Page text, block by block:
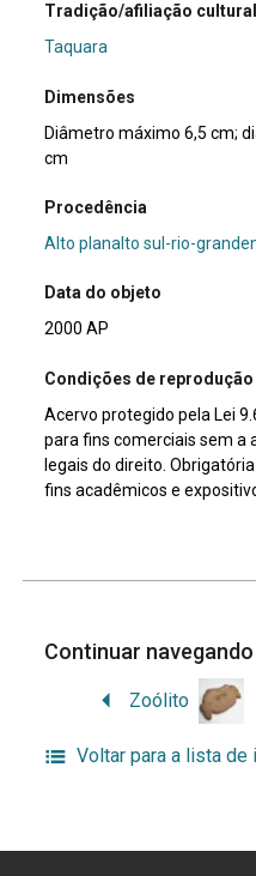
Tradição/afiliação cultural
Taquara
Dimensões
Diâmetro máximo 6,5 cm;
cm
Procedência
Alto planalto sul-rio-
Data do objeto
2000 AP
Condições de reprodução
Acervo protegido pela Lei
para fins comerciais sem a
legais do direito.
fins acadêmicos e
Continuar navegando
Zoólito
Voltar para a lista de